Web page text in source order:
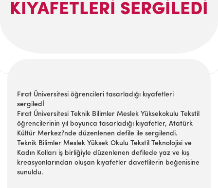
KIYAFETLERI SERGILEDİ
Fırat Üniversitesi öğrencileri tasarladığı kıyafetleri
sergiledİ
Fırat Üniversitesi Teknik Bilimler Meslek Yüksekokulu Tekstil
öğrencilerinin yıl boyunca tasarladığı kıyafetler, Atatürk
Kültür Merkezi'nde düzenlenen defile ile sergilendi.
Teknik Bilimler Meslek Yüksek Okulu Tekstil Teknolojisi ve
Kadın Kolları iş birliğiyle düzenlenen defilede yaz ve kış
kreasyonlarından oluşan kıyafetler davetlilerin beğenisine
sunuldu.